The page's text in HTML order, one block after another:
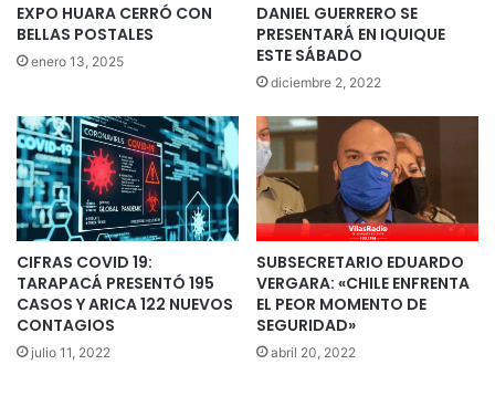
EXPO HUARA CERRÓ CON
BELLAS POSTALES
enero 13, 2025
DANIEL GUERRERO SE
PRESENTARÁ EN IQUIQUE
ESTE SÁBADO
diciembre 2, 2022
CIFRAS COVID 19:
TARAPACÁ PRESENTÓ 195
CASOS Y ARICA 122 NUEVOS
CONTAGIOS
julio 11, 2022
SUBSECRETARIO EDUARDO
VERGARA: «CHILE ENFRENTA
EL PEOR MOMENTO DE
SEGURIDAD»
abril 20, 2022